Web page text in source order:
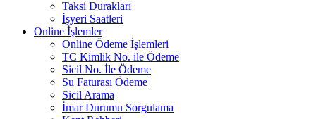
Taksi Durakları
İşyeri Saatleri
Online İşlemler
Online Ödeme İşlemleri
TC Kimlik No. ile Ödeme
Sicil No. İle Ödeme
Su Faturası Ödeme
Sicil Arama
İmar Durumu Sorgulama